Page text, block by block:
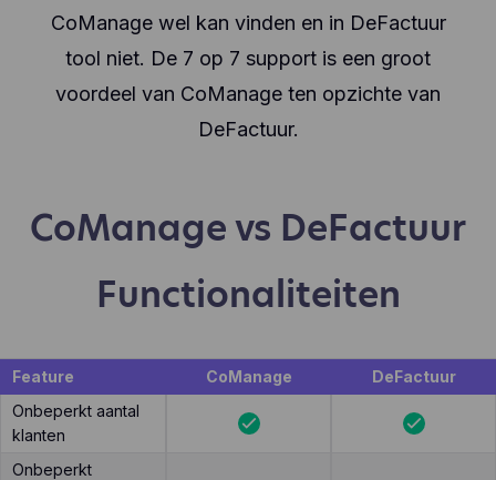
CoManage wel kan vinden en in DeFactuur
tool niet. De 7 op 7 support is een groot
voordeel van CoManage ten opzichte van
DeFactuur.
CoManage vs DeFactuur
Functionaliteiten
Feature CoManage
DeFactuur
Onbeperkt aantal
klanten
Onbeperkt